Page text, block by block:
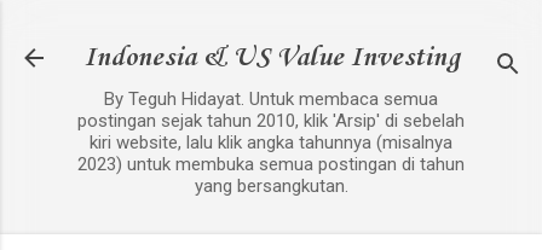
Indonesia & US Value Investing
By Teguh Hidayat. Untuk membaca semua
postingan sejak tahun 2010, klik 'Arsip' di sebelah
kiri website, lalu klik angka tahunnya (misalnya
2023) untuk membuka semua postingan di tahun
yang bersangkutan.